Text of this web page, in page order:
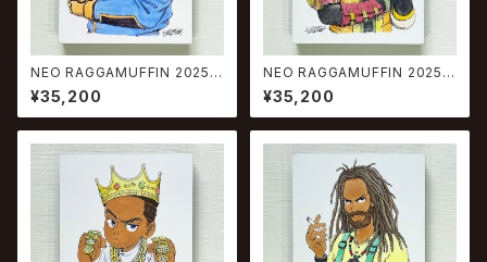
NEO RAGGAMUFFIN 2025 #
1
¥35,200
NEO RAGGAMUFFIN 2025 #
2
¥35,200